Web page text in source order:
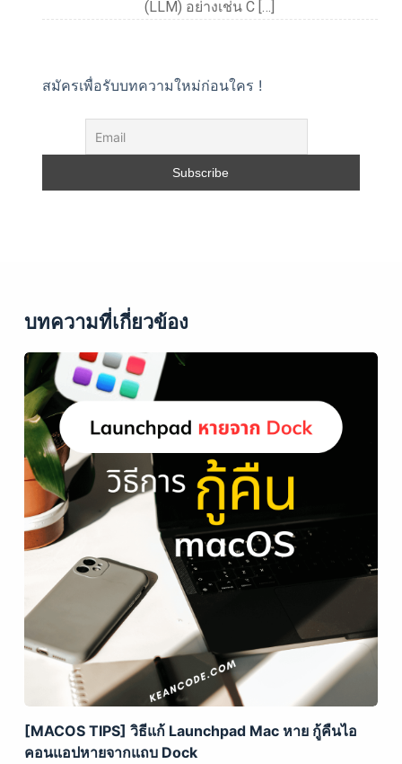
(LLM) อย่างเช่น C […]
สมัครเพื่อรับบทความใหม่ก่อนใคร !
บทความที่เกี่ยวข้อง
[MACOS TIPS] วิธีแก้ Launchpad Mac หาย กู้คืนไอ
คอนแอปหายจากแถบ Dock